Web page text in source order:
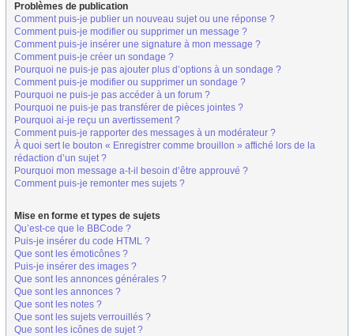
Problèmes de publication
Comment puis-je publier un nouveau sujet ou une réponse ?
Comment puis-je modifier ou supprimer un message ?
Comment puis-je insérer une signature à mon message ?
Comment puis-je créer un sondage ?
Pourquoi ne puis-je pas ajouter plus d’options à un sondage ?
Comment puis-je modifier ou supprimer un sondage ?
Pourquoi ne puis-je pas accéder à un forum ?
Pourquoi ne puis-je pas transférer de pièces jointes ?
Pourquoi ai-je reçu un avertissement ?
Comment puis-je rapporter des messages à un modérateur ?
À quoi sert le bouton « Enregistrer comme brouillon » affiché lors de la
rédaction d’un sujet ?
Pourquoi mon message a-t-il besoin d’être approuvé ?
Comment puis-je remonter mes sujets ?
Mise en forme et types de sujets
Qu’est-ce que le BBCode ?
Puis-je insérer du code HTML ?
Que sont les émoticônes ?
Puis-je insérer des images ?
Que sont les annonces générales ?
Que sont les annonces ?
Que sont les notes ?
Que sont les sujets verrouillés ?
Que sont les icônes de sujet ?